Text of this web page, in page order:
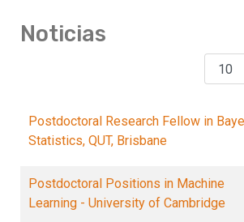
Noticias
Postdoctoral Research Fellow in
Statistics, QUT, Brisbane
Postdoctoral Positions in Machine
Learning - University of Cambridge